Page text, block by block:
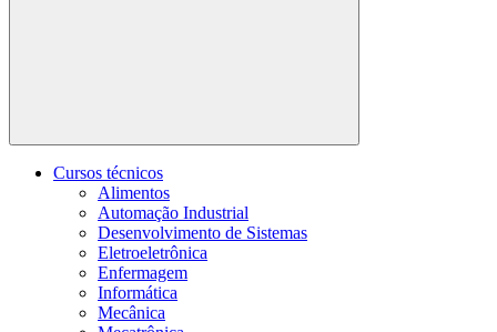
Buscar
Cursos técnicos
Alimentos
Automação Industrial
Desenvolvimento de Sistemas
Eletroeletrônica
Enfermagem
Informática
Mecânica